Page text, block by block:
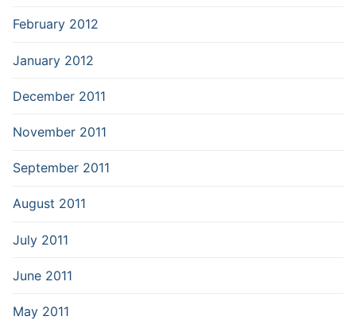
February 2012
January 2012
December 2011
November 2011
September 2011
August 2011
July 2011
June 2011
May 2011